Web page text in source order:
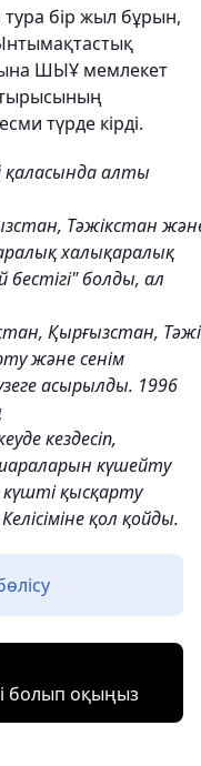
тура бір жыл бұрын,
ШЫҰ мемлекет
түрде кірді.
қаласында алты
Тәжікстан
халықаралық
болды, ал
Қырғызстан,
және сенім
асырылды. 1996
кездесіп,
күшейту
күшті қысқарту
қол қойды.
болып оқыңыз